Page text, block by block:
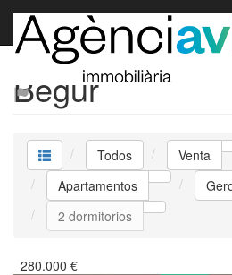
Venta
Begur
Todos
Venta
Apartamentos
2 dormitorios
280.000 €